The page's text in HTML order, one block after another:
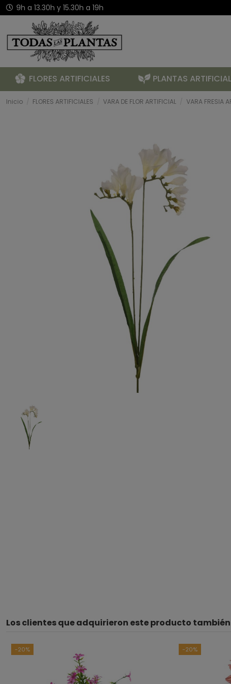
9h a 13.30h y 15.30h a 19h
FLORES ARTIFICIALES PLANTAS
Inicio FLORES ARTIFICIALES VARA DE FLOR ARTIFICIAL VARA FRESIA
Los clientes que adquirieron este producto
-20% -20%